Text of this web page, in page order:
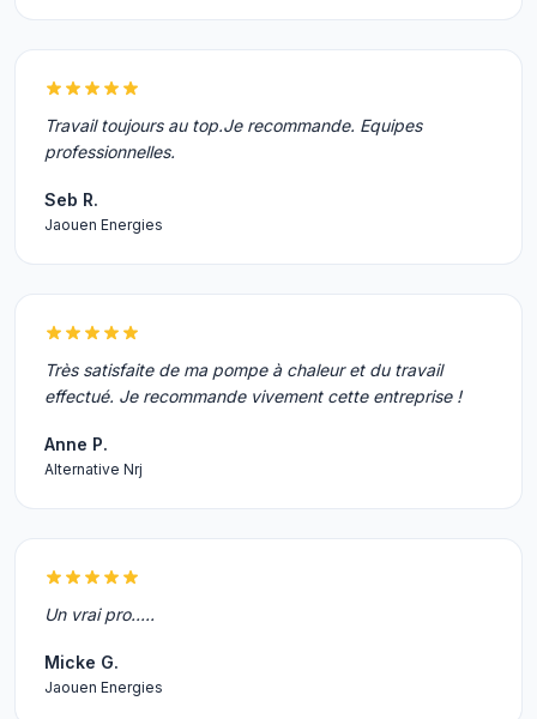
Travail toujours au top.Je recommande. Equipes
professionnelles.
Seb R.
Jaouen Energies
Très satisfaite de ma pompe à chaleur et du travail
effectué. Je recommande vivement cette entreprise !
Anne P.
Alternative Nrj
Un vrai pro.....
Micke G.
Jaouen Energies